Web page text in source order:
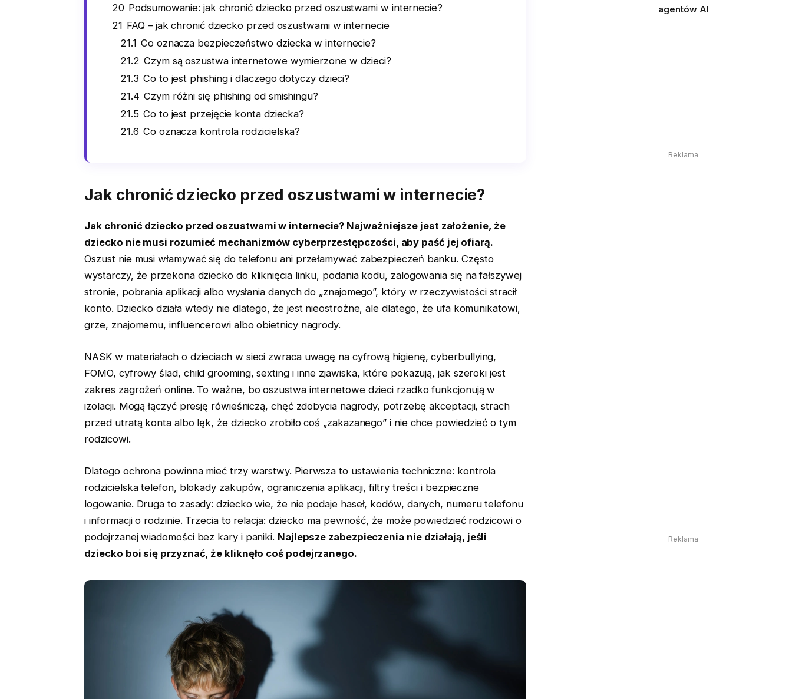
20 Podsumowanie: jak chronić dziecko przed oszustwami w internecie?
21 FAQ – jak chronić dziecko przed oszustwami w internecie
21.1 Co oznacza bezpieczeństwo dziecka w internecie?
21.2 Czym są oszustwa internetowe wymierzone w dzieci?
21.3 Co to jest phishing i dlaczego dotyczy dzieci?
21.4 Czym różni się phishing od smishingu?
21.5 Co to jest przejęcie konta dziecka?
21.6 Co oznacza kontrola rodzicielska?
Jak chronić dziecko przed oszustwami w internecie?
Jak chronić dziecko przed oszustwami w internecie? Najważniejsze jest założenie, że
dziecko nie musi rozumieć mechanizmów cyberprzestępczości, aby paść jej ofiarą.
Oszust nie musi włamywać się do telefonu ani przełamywać zabezpieczeń banku. Często
wystarczy, że przekona dziecko do kliknięcia linku, podania kodu, zalogowania się na fałszywej
stronie, pobrania aplikacji albo wysłania danych do „znajomego”, który w rzeczywistości stracił
konto. Dziecko działa wtedy nie dlatego, że jest nieostrożne, ale dlatego, że ufa komunikatowi,
grze, znajomemu, influencerowi albo obietnicy nagrody.
NASK w materiałach o dzieciach w sieci zwraca uwagę na cyfrową higienę, cyberbullying,
FOMO, cyfrowy ślad, child grooming, sexting i inne zjawiska, które pokazują, jak szeroki jest
zakres zagrożeń online. To ważne, bo oszustwa internetowe dzieci rzadko funkcjonują w
izolacji. Mogą łączyć presję rówieśniczą, chęć zdobycia nagrody, potrzebę akceptacji, strach
przed utratą konta albo lęk, że dziecko zrobiło coś „zakazanego” i nie chce powiedzieć o tym
rodzicowi.
Dlatego ochrona powinna mieć trzy warstwy. Pierwsza to ustawienia techniczne: kontrola
rodzicielska telefon, blokady zakupów, ograniczenia aplikacji, filtry treści i bezpieczne
logowanie. Druga to zasady: dziecko wie, że nie podaje haseł, kodów, danych, numeru telefonu
i informacji o rodzinie. Trzecia to relacja: dziecko ma pewność, że może powiedzieć rodzicowi o
podejrzanej wiadomości bez kary i paniki. Najlepsze zabezpieczenia nie działają, jeśli
dziecko boi się przyznać, że kliknęło coś podejrzanego.
agentów AI
Reklama
Reklama